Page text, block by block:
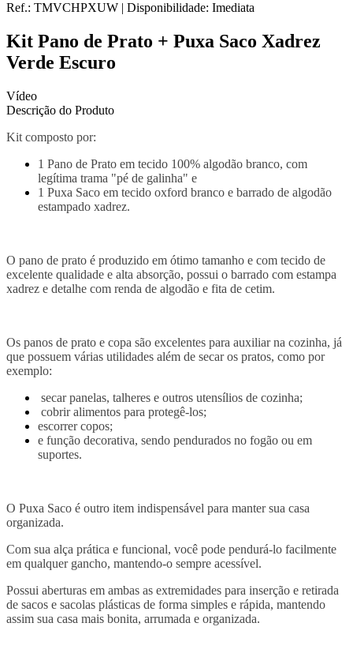
Ref.: TMVCHPXUW | Disponibilidade: Imediata
Kit Pano de Prato + Puxa Saco Xadrez
Verde Escuro
Vídeo
Descrição do Produto
Kit composto por:
1 Pano de Prato em tecido 100% algodão branco, com
legítima trama "pé de galinha" e
1 Puxa Saco em tecido oxford branco e barrado de algodão
estampado xadrez.
O pano de prato é produzido em ótimo tamanho e com tecido de
excelente qualidade e alta absorção, possui o barrado com estampa
xadrez e detalhe com renda de algodão e fita de cetim.
Os panos de prato e copa são excelentes para auxiliar na cozinha, já
que possuem várias utilidades além de secar os pratos, como por
exemplo:
secar panelas, talheres e outros utensílios de cozinha;
cobrir alimentos para protegê-los;
escorrer copos;
e função decorativa, sendo pendurados no fogão ou em
suportes.
O Puxa Saco é outro item indispensável para manter sua casa
organizada.
Com sua alça prática e funcional, você pode pendurá-lo facilmente
em qualquer gancho, mantendo-o sempre acessível.
Possui aberturas em ambas as extremidades para inserção e retirada
de sacos e sacolas plásticas de forma simples e rápida, mantendo
assim sua casa mais bonita, arrumada e organizada.